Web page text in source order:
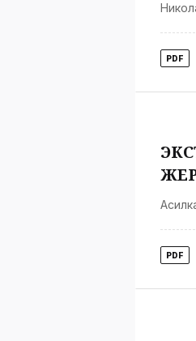
PDF
PDF